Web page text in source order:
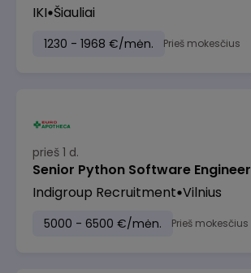
IKI Šiauliai
1230 - 1968 €/mėn. Prieš mokesčius
prieš 1 d.
Senior Python Software Engineer
Indigroup Recruitment Vilnius
5000 - 6500 €/mėn. Prieš mokesčius